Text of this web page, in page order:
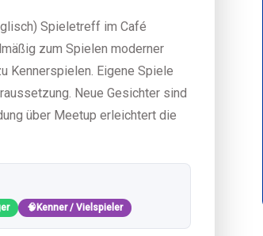
Spieletreff im Café
zum Spielen moderner
Kennerspielen. Eigene Spiele
Neue Gesichter sind
über Meetup erleichtert die
🧠 Kenner / Vielspieler